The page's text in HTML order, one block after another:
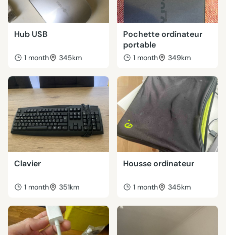
Hub USB
1 month 345km
Pochette ordinateur
portable
1 month 349km
Clavier
1 month 351km
Housse ordinateur
1 month 345km